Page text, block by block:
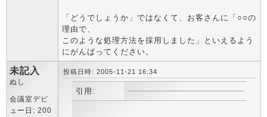
「どうでしょうか」ではなくて、お客さんに「○○の
理由で、
このような処理方法を採用しました」といえるよう
にがんばってください。
未記入
ぬし
会議室デビ
ュー日: 200
投稿日時: 2005-11-21 16:34
引用: